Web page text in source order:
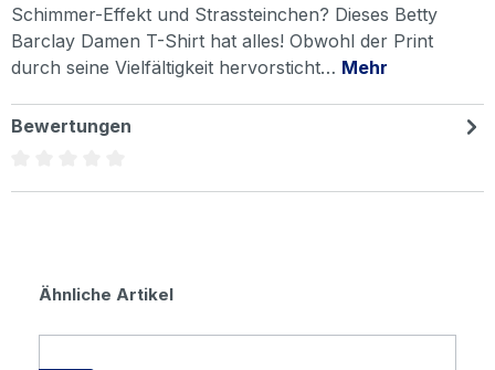
Schimmer-Effekt und Strassteinchen? Dieses Betty
Barclay Damen T-Shirt hat alles! Obwohl der Print
durch seine Vielfältigkeit hervorsticht… Mehr
Bewertungen
Produktgalerie überspringen
Ähnliche Artikel